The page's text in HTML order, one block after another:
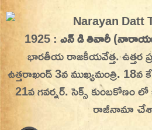
Skip
content
On This Day
Today in History | On This
History | Today in India |
Today in India |
eroju |
1925 :ఎన్ డి తివారీ(
భారతీయ రాజకీయవేత్త. ఉత్తర
ఉత్తరాఖండ్ 3వ ముఖ్యమంత్రి. 18వ
21వ గవర్నర్.సెక్స్ కుంబకోణం లో
రాజీనామా